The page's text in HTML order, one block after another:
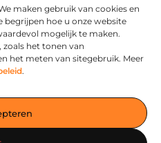
maken gebruik van cookies en
hoe u onze website
mogelijk te maken.
zoals het tonen van
het meten van sitegebruik. Meer
.
inzichten en praktische
leven. Alles overzichtelijk
vandaag nog op living-